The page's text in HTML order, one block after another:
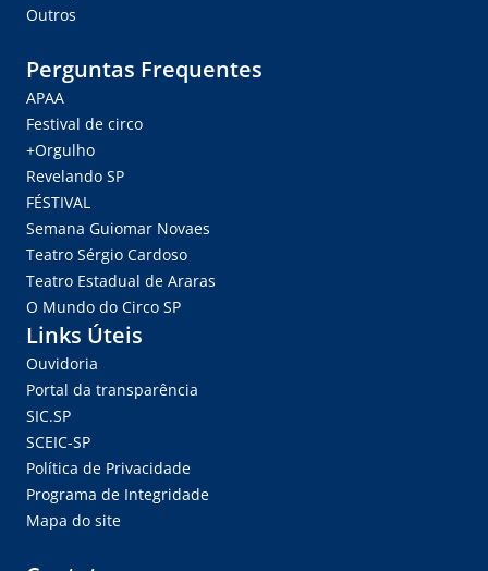
Outros
Perguntas Frequentes
APAA
Festival de circo
+Orgulho
Revelando SP
FÉSTIVAL
Semana Guiomar Novaes
Teatro Sérgio Cardoso
Teatro Estadual de Araras
O Mundo do Circo SP
Links Úteis
Ouvidoria
Portal da transparência
SIC.SP
SCEIC-SP
Política de Privacidade
Programa de Integridade
Mapa do site